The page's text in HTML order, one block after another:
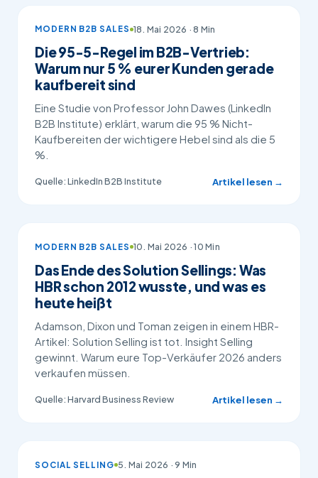
MODERN B2B SALES 18. Mai 2026 · 8 Min
Die 95-5-Regel im B2B-Vertrieb:
Warum nur 5 % eurer Kunden gerade
kaufbereit sind
Eine Studie von Professor John Dawes (LinkedIn
B2B Institute) erklärt, warum die 95 % Nicht-
Kaufbereiten der wichtigere Hebel sind als die 5
%.
Quelle: LinkedIn B2B Institute Artikel lesen →
MODERN B2B SALES 10. Mai 2026 · 10 Min
Das Ende des Solution Sellings: Was
HBR schon 2012 wusste, und was es
heute heißt
Adamson, Dixon und Toman zeigen in einem HBR-
Artikel: Solution Selling ist tot. Insight Selling
gewinnt. Warum eure Top-Verkäufer 2026 anders
verkaufen müssen.
Quelle: Harvard Business Review Artikel lesen →
SOCIAL SELLING 5. Mai 2026 · 9 Min